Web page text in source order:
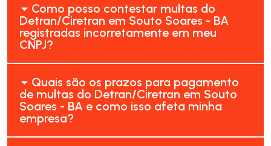
Como posso contestar multas do
Detran/Ciretran em Souto Soares - BA
registradas incorretamente em meu
CNPJ?
Quais são os prazos para pagamento
de multas do Detran/Ciretran em Souto
Soares - BA e como isso afeta minha
empresa?